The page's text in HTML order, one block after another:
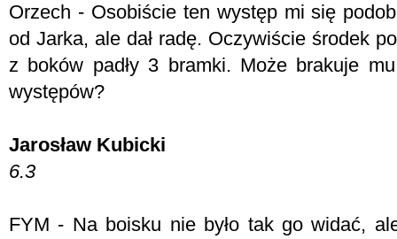
Orzech - Osobiście ten występ mi się
od Jarka, ale dał radę. Oczywiście środek
z boków padły 3 bramki. Może brakuje
występów?
Jarosław Kubicki
6.3
FYM - Na boisku nie było tak go widać,